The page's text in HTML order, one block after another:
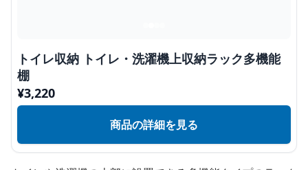
トイレ収納 トイレ・洗濯機上収納ラック多機能
棚
¥3,220
商品の詳細を見る